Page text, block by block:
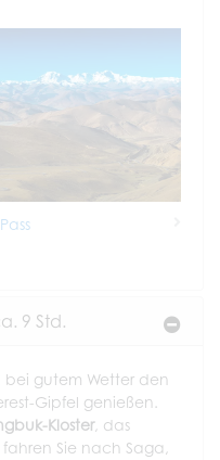
9 Std.
bei gutem Wetter den
Gipfel genießen.
Kloster, das
Sie nach Saga,